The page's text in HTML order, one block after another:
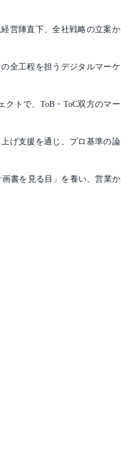
営陣直下、全社戦略の立案か
全工程を担うデジタルマーケ
クトで、ToB・ToC双方のマー
げ支援を通じ、プロ基準の論
書を見る目」を養い、営業か